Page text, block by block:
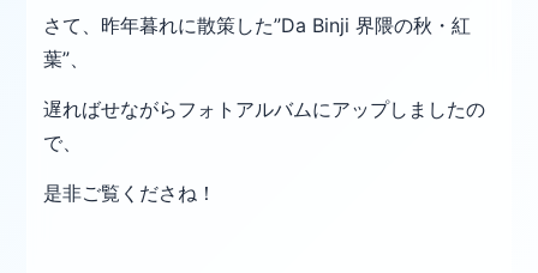
さて、昨年暮れに散策した”Da Binji 界隈の秋・紅
葉”、
遅ればせながらフォトアルバムにアップしましたの
で、
是非ご覧くださね！